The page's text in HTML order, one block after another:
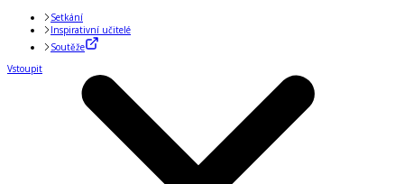
Setkání
Inspirativní učitelé
Soutěže
Vstoupit